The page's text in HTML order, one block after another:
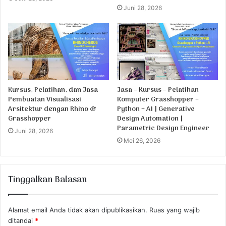
Juni 28, 2026
Kursus, Pelatihan, dan Jasa
Pembuatan Visualisasi
Arsitektur dengan Rhino &
Grasshopper
Juni 28, 2026
Jasa – Kursus – Pelatihan
Komputer Grasshopper +
Python + AI | Generative
Design Automation |
Parametric Design Engineer
Mei 26, 2026
Tinggalkan Balasan
Alamat email Anda tidak akan dipublikasikan. Ruas yang wajib
ditandai *